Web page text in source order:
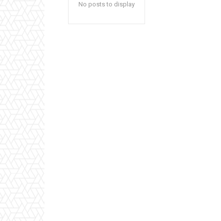
No posts to display